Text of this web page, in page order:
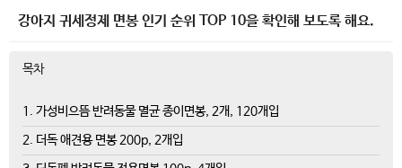
강아지 귀세정제 면봉 인기 순위 TOP 10을 확인해 보도록 해요.
목차
1. 가성비으뜸 반려동물 멸균 종이면봉, 2개, 120개입
2. 더독 애견용 면봉 200p, 2개입